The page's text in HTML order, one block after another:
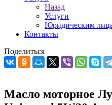
Назад
Услуги
Юридическим
Контакты
Поделиться
Масло моторное